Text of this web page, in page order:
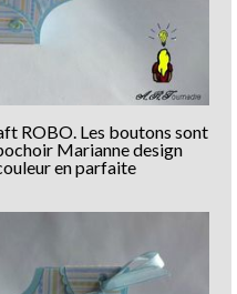
ROBO. Les boutons sont
Marianne design
en parfaite